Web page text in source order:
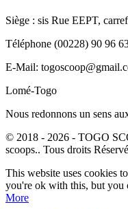
Siège : sis Rue EEPT,
Téléphone (00228) 90 96
E-Mail:
Lomé-Togo
Nous redonnons un sens
© 2018 - 2026 - TOGO
scoops.. Tous droits
This website uses cookies
you're ok with this, but you
More